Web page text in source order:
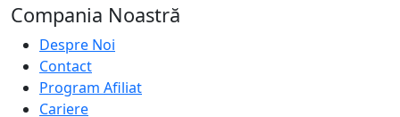
Compania Noastră
Despre Noi
Contact
Program Afiliat
Cariere